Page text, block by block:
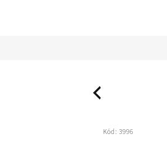
Previous
Kód:3996